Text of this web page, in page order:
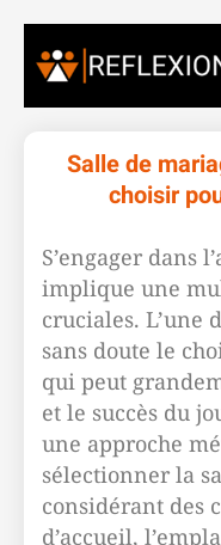
Salle de
choisir
S’engager dans
implique une
cruciales. L’une
sans doute le
qui peut
et le succès du
une approche
sélectionner la
considérant des
d’accueil,